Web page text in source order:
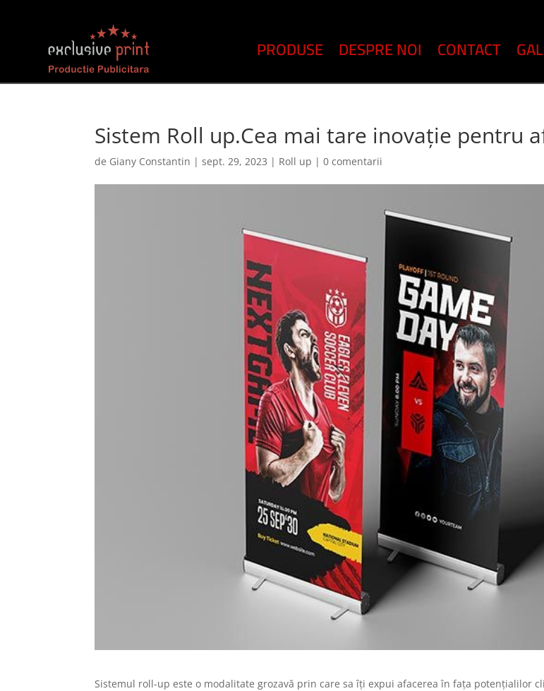
PRODUSE DESPRE NOI CONTACT
Sistem Roll up.Cea mai tare inovație pentru
de Giany Constantin |sept. 29, 2023 | Roll up |0 comentarii
Sistemul roll-up este o modalitate grozavă prin care sa îți expui afacerea în fața potențialilor